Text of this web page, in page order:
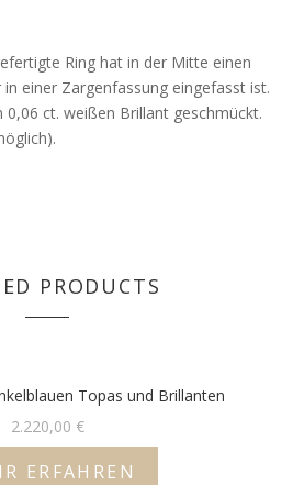
Ring hat in der Mitte einen
einer Zargenfassung eingefasst ist.
ct. weißen Brillant geschmückt.
PRODUCTS
Topas und Brillanten
2.220,00 €
ERFAHREN